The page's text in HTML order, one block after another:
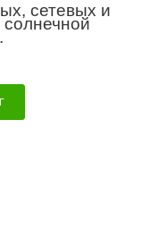
сетевых и